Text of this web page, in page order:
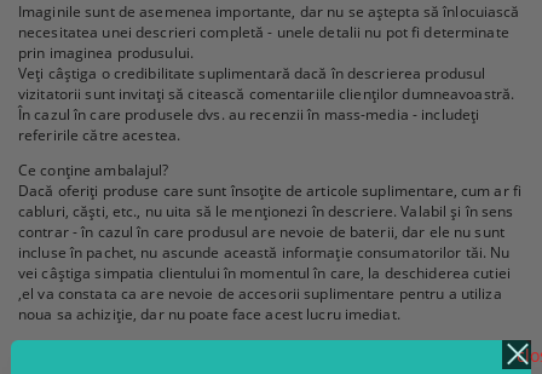
Imaginile sunt de asemenea importante, dar nu se aștepta să înlocuiască
necesitatea unei descrieri completă - unele detalii nu pot fi determinate
prin imaginea produsului.
Veți câștiga o credibilitate suplimentară dacă în descrierea produsul
vizitatorii sunt invitați să citească comentariile clienților dumneavoastră.
În cazul în care produsele dvs. au recenzii în mass-media - includeți
referirile către acestea.
Ce conține ambalajul?
Dacă oferiți produse care sunt însoțite de articole suplimentare, cum ar fi
cabluri, căști, etc., nu uita să le menționezi în descriere. Valabil și în sens
contrar - în cazul în care produsul are nevoie de baterii, dar ele nu sunt
incluse în pachet, nu ascunde această informație consumatorilor tăi. Nu
vei câștiga simpatia clientului în momentul în care, la deschiderea cutiei
,el va constata ca are nevoie de accesorii suplimentare pentru a utiliza
noua sa achiziție, dar nu poate face acest lucru imediat.